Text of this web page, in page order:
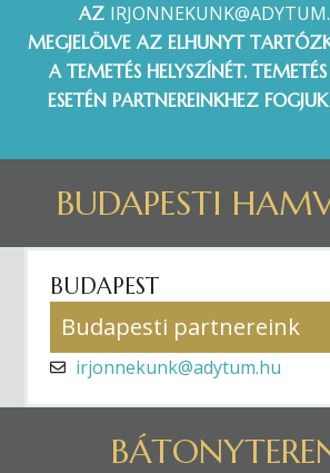
AZ
MEGJELÖLVE AZ ELHUNYT
A TEMETÉS HELYSZÍNÉT.
ESETÉN PARTNEREINKHEZ
BUDAPESTI
BUDAPEST
Budapesti partnereink
irjonnekunk@adytum.hu